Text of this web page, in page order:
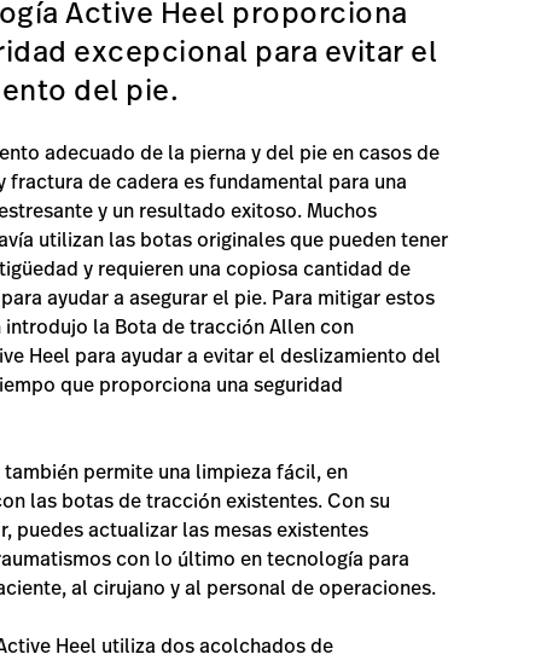
Active Heel proporciona
excepcional para evitar el
del pie.
adecuado de la pierna y del pie en casos de
fractura de cadera es fundamental para una
y un resultado exitoso. Muchos
utilizan las botas originales que pueden tener
y requieren una copiosa cantidad de
ayudar a asegurar el pie. Para mitigar estos
la Bota de tracción Allen con
Heel para ayudar a evitar el deslizamiento del
que proporciona una seguridad
permite una limpieza fácil, en
las botas de tracción existentes. Con su
puedes actualizar las mesas existentes
con lo último en tecnología para
al cirujano y al personal de operaciones.
Heel utiliza dos acolchados de